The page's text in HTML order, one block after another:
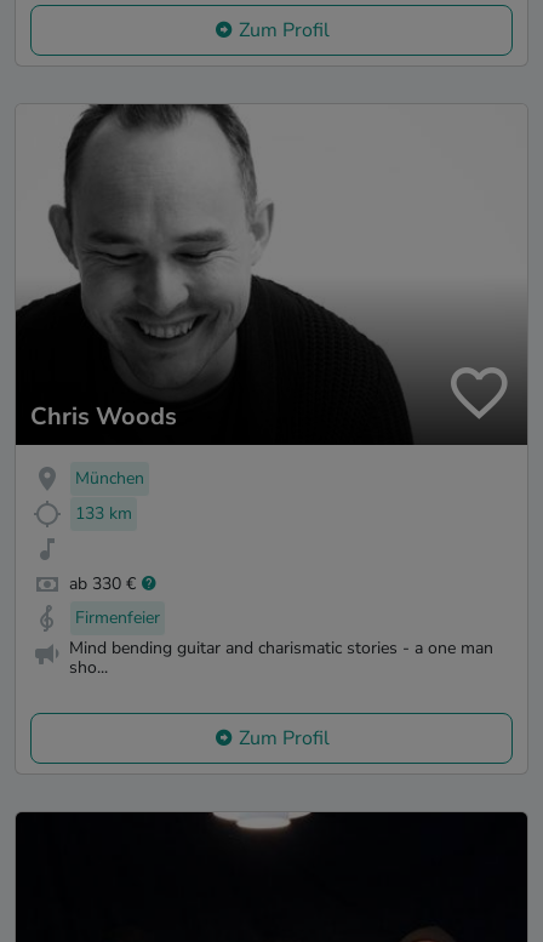
Zum Profil
Chris Woods
München
133 km
ab 330 €
Firmenfeier
Mind bending guitar and charismatic stories - a one man
sho...
Zum Profil